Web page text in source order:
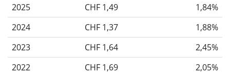
2025
CHF 1,49
1,84%
2024
CHF 1,37
1,88%
2023
CHF 1,64
2,45%
2022
CHF 1,69 2,05%